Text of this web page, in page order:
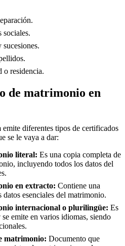
sociales.
sucesiones.
o residencia.
de matrimonio en
emite diferentes tipos de certificados
se le vaya a dar:
literal: Es una copia completa de
incluyendo todos los datos del
en extracto: Contiene una
esenciales del matrimonio.
internacional o plurilingüe: Es
emite en varios idiomas, siendo
matrimonio: Documento que